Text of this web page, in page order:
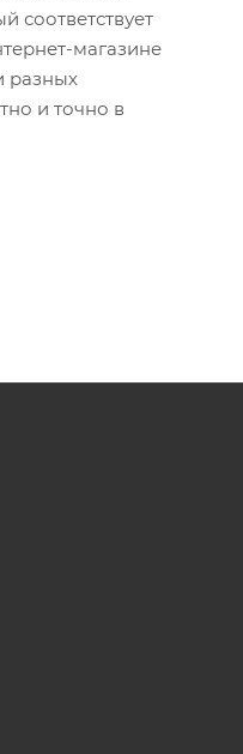
соответствует
магазине
разных
и точно в